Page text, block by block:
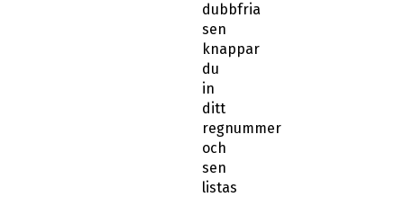
dubbfria
sen
knappar
du
in
ditt
regnummer
och
sen
listas